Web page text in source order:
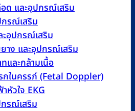
อด และอุปกรณ์เสริม
กรณ์เสริม
อุปกรณ์เสริม
ยาง และอุปกรณ์เสริม
และกล้ามเนื้อ
กในครรภ์ (Fetal Doppler)
หัวใจ EKG
กรณ์เสริม